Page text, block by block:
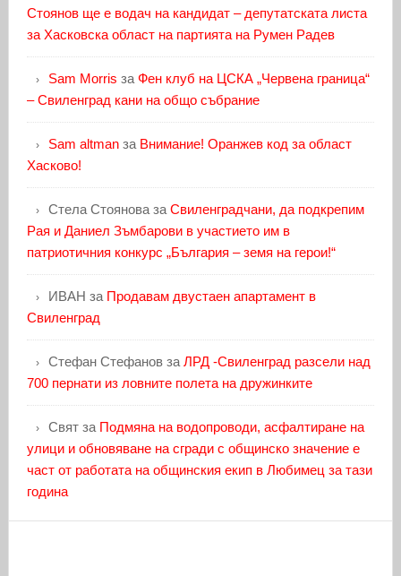
Стоянов ще е водач на кандидат – депутатската листа
за Хасковска област на партията на Румен Радев
Sam Morris за Фен клуб на ЦСКА „Червена граница“
– Свиленград кани на общо събрание
Sam altmanза Внимание! Оранжев код за област
Хасково!
Стела Стояноваза Свиленградчани, да подкрепим
Рая и Даниел Зъмбарови в участието им в
патриотичния конкурс „България – земя на герои!“
ИВАН за Продавам двустаен апартамент в
Свиленград
Стефан Стефановза ЛРД -Свиленград разсели над
700 пернати из ловните полета на дружинките
Святза Подмяна на водопроводи, асфалтиране на
улици и обновяване на сгради с общинско значение е
част от работата на общинския екип в Любимец за тази
година